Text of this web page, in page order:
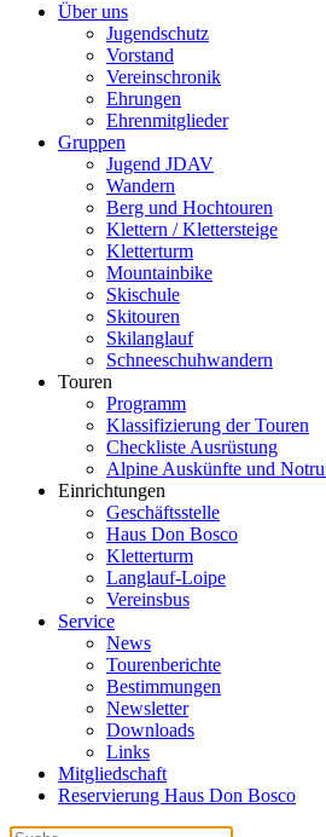
Über uns
Jugendschutz
Vorstand
Vereinschronik
Ehrungen
Ehrenmitglieder
Gruppen
Jugend JDAV
Wandern
Berg und Hochtouren
Klettern / Klettersteige
Kletterturm
Mountainbike
Skischule
Skitouren
Skilanglauf
Schneeschuhwandern
Touren
Programm
Klassifizierung der Touren
Checkliste Ausrüstung
Alpine Auskünfte und
Einrichtungen
Geschäftsstelle
Haus Don Bosco
Kletterturm
Langlauf-Loipe
Vereinsbus
Service
News
Tourenberichte
Bestimmungen
Newsletter
Downloads
Links
Mitgliedschaft
Reservierung Haus Don Bosco